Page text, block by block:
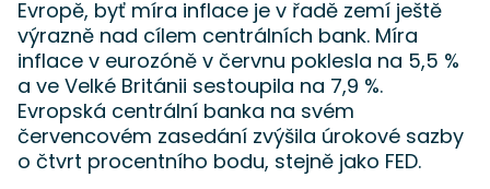
Evropě, byť míra inflace je v řadě zemí ještě
výrazně nad cílem centrálních bank. Míra
inflace v eurozóně v červnu poklesla na 5,5 %
a ve Velké Británii sestoupila na 7,9 %.
Evropská centrální banka na svém
červencovém zasedání zvýšila úrokové sazby
o čtvrt procentního bodu, stejně jako FED.